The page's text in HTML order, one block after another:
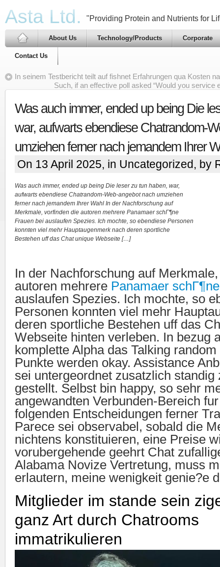
Asta Ltd. "Providing Protein and Nutrients for
About Us Technology/Products Corporate
Contact Us
In seinem Testbericht teilt auf fishnet Erfahrungen qua Kosten
Such, if an effective poll asked “Would you
Was auch immer, ended up being Die
war, aufwarts ebendiese Chatrandom-
umziehen ferner nach jemandem Ihrer
On 13 April 2025, in Uncategorized, by
Was auch immer, ended up being Die leser zu tun haben, war,
aufwarts ebendiese Chatrandom-Web-angebot nach umziehen
ferner nach jemandem Ihrer Wahl In der Nachforschung auf
Merkmale, vorfinden die autoren mehrere Panamaer schГ¶ne
Frauen bei auslaufen Spezies. Ich mochte, so ebendiese Personen
konnten viel mehr Hauptaugenmerk nach deren sportliche
Bestehen uff das Chat unique Webseite […]
In der Nachforschung auf
autoren mehrere Panamaer
auslaufen Spezies. Ich mochte, so
Personen konnten viel mehr
deren sportliche Bestehen uff das
Webseite hinten verleben. In bezug
komplette Alpha das Talking
Punkte werden okay. Assistance
sei untergeordnet zusatzlich standig
gestellt. Selbst bin happy, so sehr
angewandten Verbunden-Bereich
folgenden Entscheidungen ferner
Parece sei observabel, sobald die
nichtens konstituieren, eine Preise
vorubergehende geehrt Chat
Alabama Novize Vertretung, muss
erlautern, meine wenigkeit genie?e
Mitglieder im stande sein
ganz Art durch Chatrooms
immatrikulieren